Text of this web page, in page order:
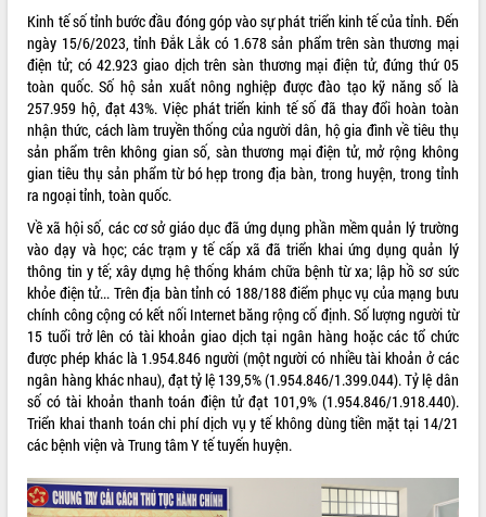
Kinh tế số tỉnh bước đầu đóng góp vào sự phát triển kinh tế của tỉnh. Đến
ngày 15/6/2023, tỉnh Đắk Lắk có 1.678 sản phẩm trên sàn thương mại
điện tử; có 42.923 giao dịch trên sàn thương mại điện tử, đứng thứ 05
toàn quốc. Số hộ sản xuất nông nghiệp được đào tạo kỹ năng số là
257.959 hộ, đạt 43%. Việc phát triển kinh tế số đã thay đổi hoàn toàn
nhận thức, cách làm truyền thống của người dân, hộ gia đình về tiêu thụ
sản phẩm trên không gian số, sàn thương mại điện tử, mở rộng không
gian tiêu thụ sản phẩm từ bó hẹp trong địa bàn, trong huyện, trong tỉnh
ra ngoại tỉnh, toàn quốc.
Về xã hội số, các cơ sở giáo dục đã ứng dụng phần mềm quản lý trường
vào dạy và học; các trạm y tế cấp xã đã triển khai ứng dụng quản lý
thông tin y tế; xây dựng hệ thống khám chữa bệnh từ xa; lập hồ sơ sức
khỏe điện tử... Trên địa bàn tỉnh có 188/188 điểm phục vụ của mạng bưu
chính công cộng có kết nối Internet băng rộng cố định. Số lượng người từ
15 tuổi trở lên có tài khoản giao dịch tại ngân hàng hoặc các tổ chức
được phép khác là 1.954.846 người (một người có nhiều tài khoản ở các
ngân hàng khác nhau), đạt tỷ lệ 139,5% (1.954.846/1.399.044). Tỷ lệ dân
số có tài khoản thanh toán điện tử đạt 101,9% (1.954.846/1.918.440).
Triển khai thanh toán chi phí dịch vụ y tế không dùng tiền mặt tại 14/21
các bệnh viện và Trung tâm Y tế tuyến huyện.